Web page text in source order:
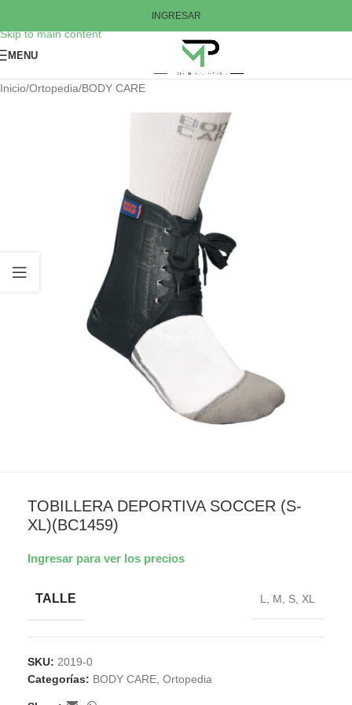
Skip to main content
INGRESAR
MENU
Inicio/Ortopedia/BODY CARE
TOBILLERA DEPORTIVA SOCCER (S-
XL)(BC1459)
Ingresar para ver los precios
TALLE L M S XL
SKU: 2019-0
Categorías: BODY CARE Ortopedia